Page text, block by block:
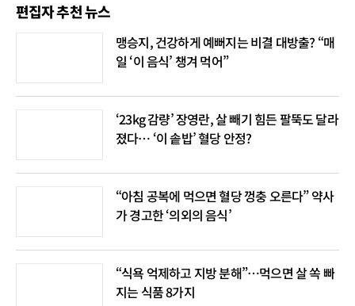
편집자 추천 뉴스
맹승지, 건강하게 예뻐지는 비결 대방출? “매
일 ‘이 음식’ 챙겨 먹어”
‘23kg 감량’ 장영란, 살 빼기 힘든 팔뚝도 달라
졌다… ‘이 솥밥’ 혈당 안정?
“아침 공복에 먹으면 혈당 껑충 오른다” 약사
가 경고한 ‘의외의 음식’
“식욕 억제하고 지방 분해”…먹으면 살 쏙 빠
지는 식품 8가지